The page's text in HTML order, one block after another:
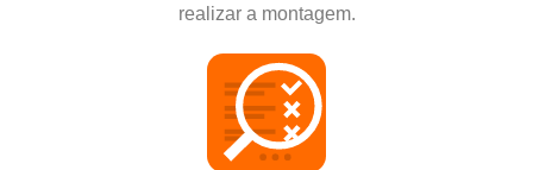
realizar a montagem.